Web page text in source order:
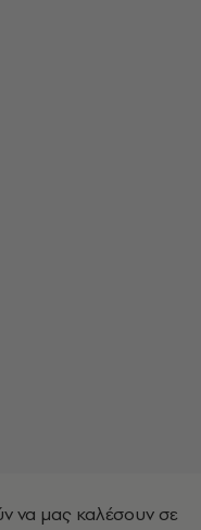
να μας καλέσουν σε